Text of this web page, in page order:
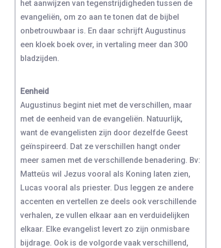
het aanwijzen van tegenstrijdigheden tussen de
evangeliën, om zo aan te tonen dat de bijbel
onbetrouwbaar is. En daar schrijft Augustinus
een kloek boek over, in vertaling meer dan 300
bladzijden.
Eenheid
Augustinus begint niet met de verschillen, maar
met de eenheid van de evangeliën. Natuurlijk,
want de evangelisten zijn door dezelfde Geest
geïnspireerd. Dat ze verschillen hangt onder
meer samen met de verschillende benadering. Bv:
Matteüs wil Jezus vooral als Koning laten zien,
Lucas vooral als priester. Dus leggen ze andere
accenten en vertellen ze deels ook verschillende
verhalen, ze vullen elkaar aan en verduidelijken
elkaar. Elke evangelist levert zo zijn onmisbare
bijdrage. Ook is de volgorde vaak verschillend,